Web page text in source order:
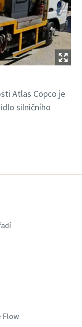
Atlas Copco je
silničního
Flow